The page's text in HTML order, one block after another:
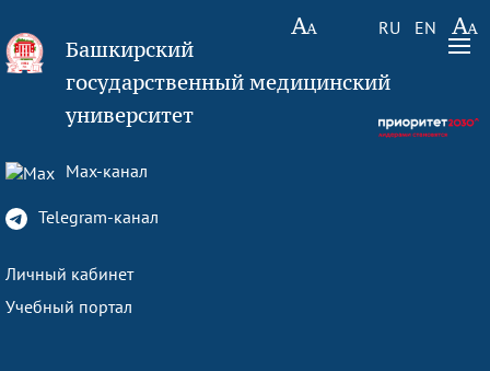
RU EN
Башкирский
государственный медицинский
университет
Max-канал
Telegram-канал
Личный кабинет
Учебный портал